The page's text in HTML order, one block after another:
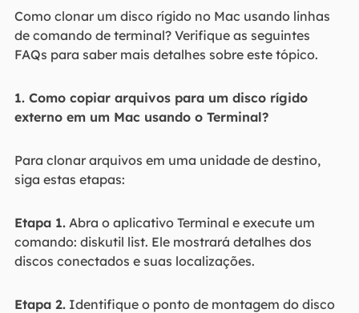
Como clonar um disco rígido no Mac usando linhas
de comando de terminal? Verifique as seguintes
FAQs para saber mais detalhes sobre este tópico.
1. Como copiar arquivos para um disco rígido
externo em um Mac usando o Terminal?
Para clonar arquivos em uma unidade de destino,
siga estas etapas:
Etapa 1.Abra o aplicativo Terminal e execute um
comando: diskutil list. Ele mostrará detalhes dos
discos conectados e suas localizações.
Etapa 2.Identifique o ponto de montagem do disco